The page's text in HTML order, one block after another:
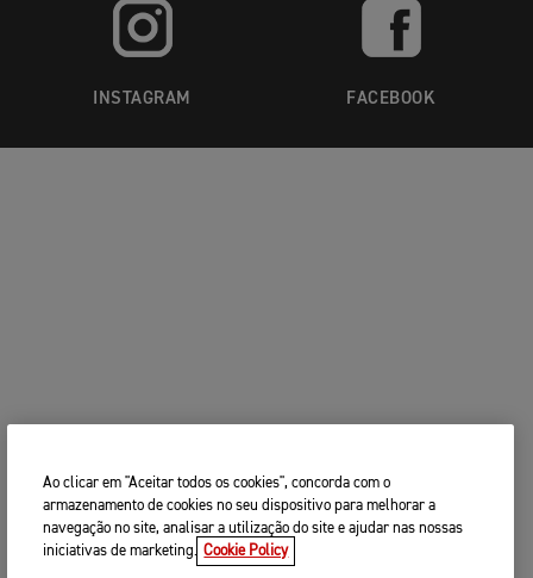
INSTAGRAM FACEBOOK
Ao clicar em "Aceitar todos os cookies", concorda com o
armazenamento de cookies no seu dispositivo para melhorar a
navegação no site, analisar a utilização do site e ajudar nas nossas
iniciativas de marketing. Cookie Policy